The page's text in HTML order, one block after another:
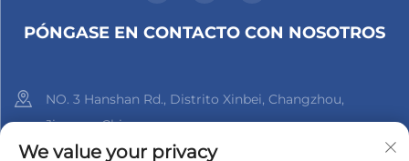
PÓNGASE EN CONTACTO CON NOSOTROS
NO. 3 Hanshan Rd., Distrito Xinbei, Changzhou,
Jiangsu, China
We value your privacy